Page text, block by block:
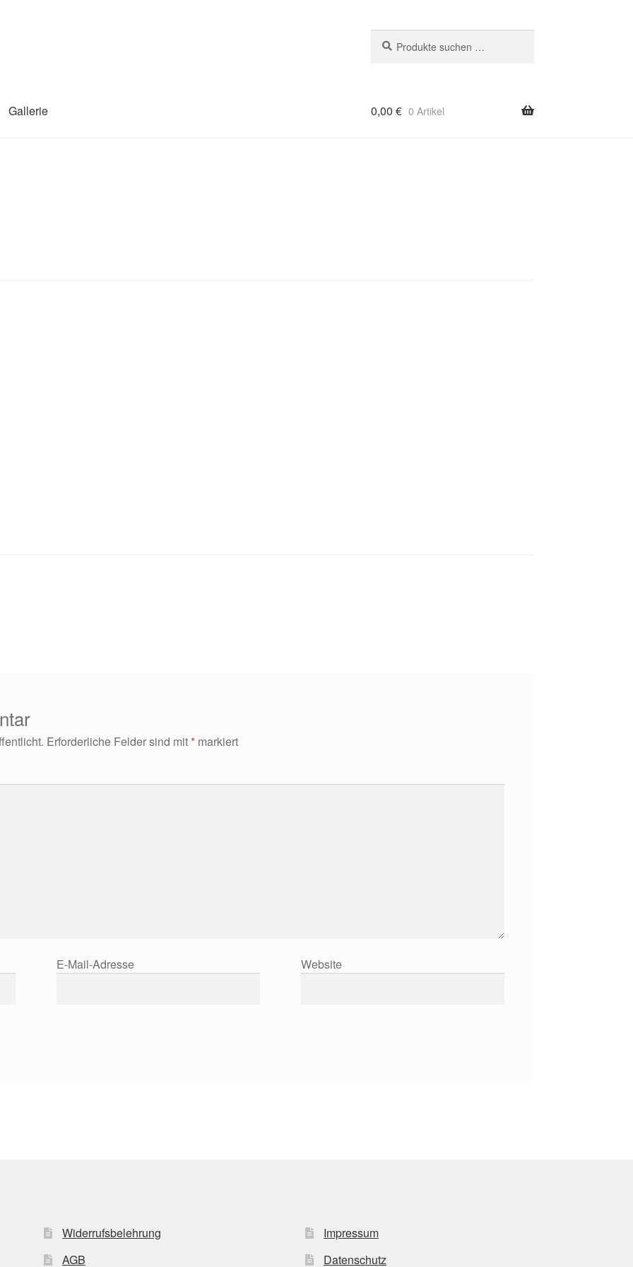
nach:
Gallerie 0,00 € 0 Artikel
Erforderliche Felder sind mit*markiert
E-Mail-Adresse Website
Widerrufsbelehrung
AGB
Impressum
Datenschutz